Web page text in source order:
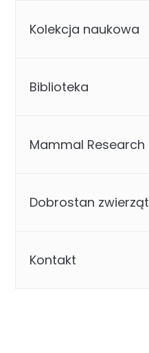
Kolekcja naukowa
Biblioteka
Mammal Research
Dobrostan zwierząt
Kontakt